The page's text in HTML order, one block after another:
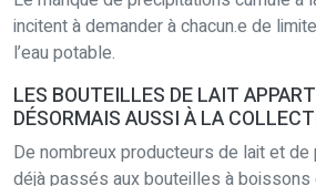
incitent à demander à chacun.e de
l’eau potable.
LES BOUTEILLES DE LAIT
DÉSORMAIS AUSSI À LA
De nombreux producteurs de lait et
déjà passés aux bouteilles à boissons